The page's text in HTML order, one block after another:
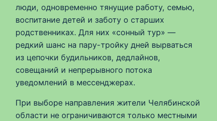
люди, одновременно тянущие работу, семью,
воспитание детей и заботу о старших
родственниках. Для них «сонный тур» —
редкий шанс на пару-тройку дней вырваться
из цепочки будильников, дедлайнов,
совещаний и непрерывного потока
уведомлений в мессенджерах.
При выборе направления жители Челябинской
области не ограничиваются только местными